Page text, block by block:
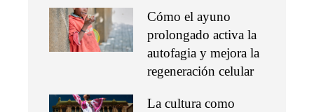
Cómo el ayuno
prolongado activa la
autofagia y mejora la
regeneración celular
La cultura como